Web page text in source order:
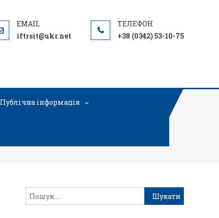
iftrsit@ukr.net +38 (0342) 53-10-75
Публічна інформація